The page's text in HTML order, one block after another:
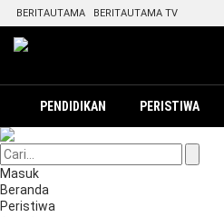
BERITAUTAMA BERITAUTAMA TV
PENDIDIKAN PERISTIWA
Masuk
Beranda
Peristiwa